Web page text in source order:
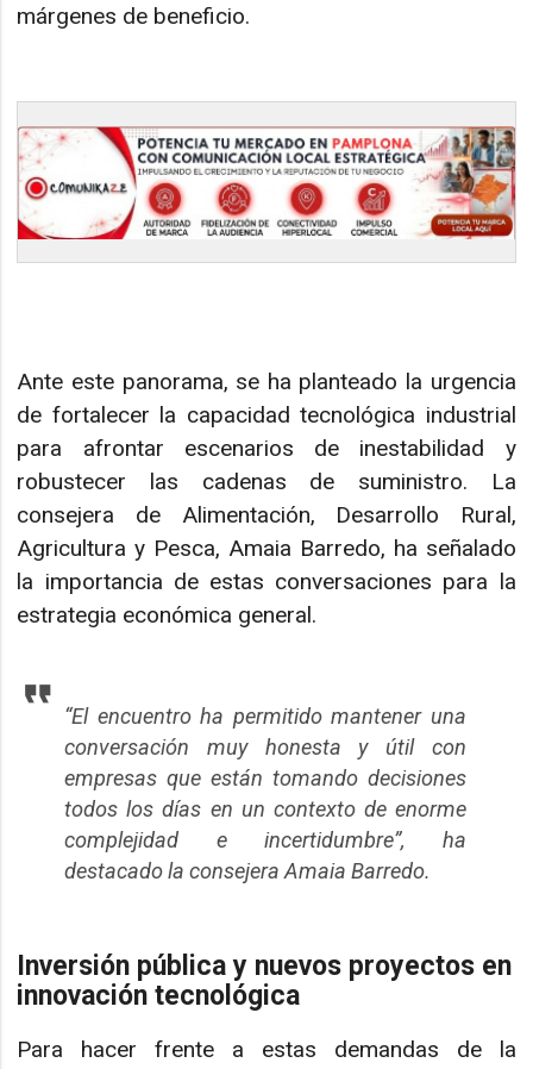
márgenes de beneficio.
Ante este panorama, se ha planteado la urgencia
de fortalecer la capacidad tecnológica industrial
para afrontar escenarios de inestabilidad y
robustecer las cadenas de suministro. La
consejera de Alimentación, Desarrollo Rural,
Agricultura y Pesca, Amaia Barredo, ha señalado
la importancia de estas conversaciones para la
estrategia económica general.
“El encuentro ha permitido mantener una
conversación muy honesta y útil con
empresas que están tomando decisiones
todos los días en un contexto de enorme
complejidad e incertidumbre”, ha
destacado la consejera Amaia Barredo.
Inversión pública y nuevos proyectos en
innovación tecnológica
Para hacer frente a estas demandas de la